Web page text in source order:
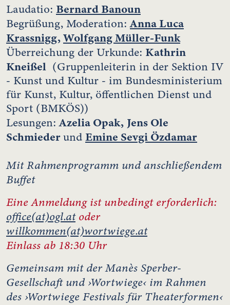
Laudatio: Bernard Banoun
Begrüßung, Moderation:Anna Luca
Krassnigg,Wolfgang Müller-Funk
Überreichung der Urkunde: Kathrin
Kneißel (Gruppenleiterin in der Sektion IV
- Kunst und Kultur - im Bundesministerium
für Kunst, Kultur, öffentlichen Dienst und
Sport (BMKÖS))
Lesungen:Azelia Opak, Jens Ole
Schmiederund Emine Sevgi Özdamar
Mit Rahmenprogramm und anschließendem
Buffet
Eine Anmeldung ist unbedingt erforderlich:
office(at)ogl.atoder
willkommen(at)wortwiege.at
Einlass ab 18:30 Uhr
Gemeinsam mit der Manès Sperber-
Gesellschaft und ›Wortwiege‹ im Rahmen
des ›Wortwiege Festivals für Theaterformen‹